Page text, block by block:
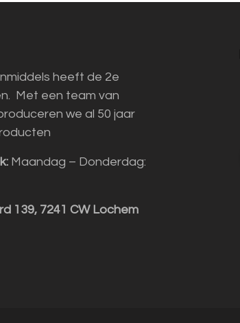
heeft de 2e
Met een team van
we al 50 jaar
Maandag – Donderdag:
139, 7241 CW Lochem